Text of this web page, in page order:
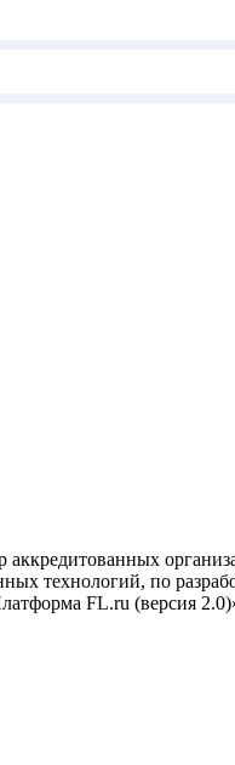
технологий, по
FL.ru (версия